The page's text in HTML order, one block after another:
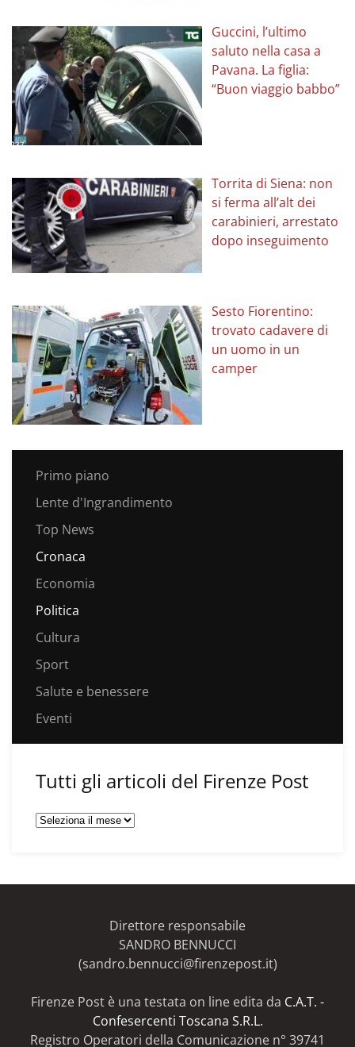
Guccini, l’ultimo
saluto nella casa a
Pavana. La figlia:
“Buon viaggio babbo”
Torrita di Siena: non
si ferma all’alt dei
carabinieri, arrestato
dopo inseguimento
Sesto Fiorentino:
trovato cadavere di
un uomo in un
camper
Primo piano
Lente d'Ingrandimento
Top News
Cronaca
Economia
Politica
Cultura
Sport
Salute e benessere
Eventi
Tutti gli articoli del Firenze Post
Tutti
Direttore responsabile
SANDRO BENNUCCI
(sandro.bennucci@firenzepost.it)
Firenze Post è una testata on line edita da C.A.T. -
Confesercenti Toscana S.R.L.
Registro Operatori della Comunicazione n° 39741